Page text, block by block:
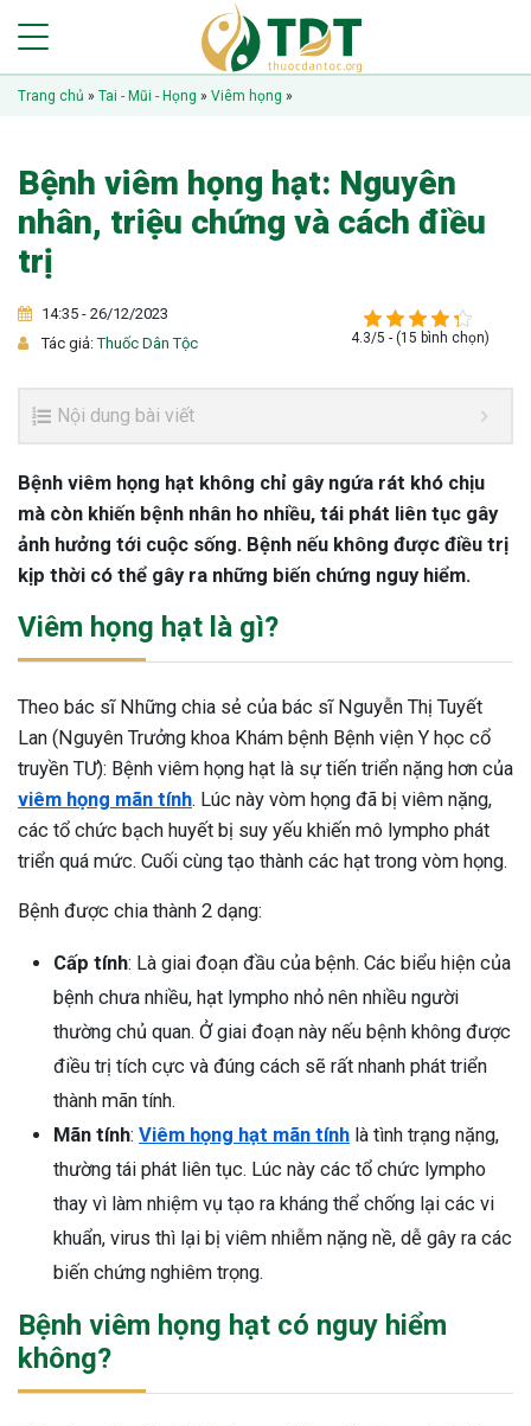
Trang chủ » Tai - Mũi - Họng » Viêm họng »
Bệnh viêm họng hạt: Nguyên
nhân, triệu chứng và cách điều
trị
14:35 - 26/12/2023
Tác giả:Thuốc Dân Tộc 4.3/5 - (15 bình chọn)
Nội dung bài viết
Bệnh viêm họng hạt không chỉ gây ngứa rát khó chịu
mà còn khiến bệnh nhân ho nhiều, tái phát liên tục gây
ảnh hưởng tới cuộc sống. Bệnh nếu không được điều trị
kịp thời có thể gây ra những biến chứng nguy hiểm.
Viêm họng hạt là gì?
Theo bác sĩ Những chia sẻ của bác sĩ Nguyễn Thị Tuyết
Lan (Nguyên Trưởng khoa Khám bệnh Bệnh viện Y học cổ
truyền TƯ): Bệnh viêm họng hạt là sự tiến triển nặng hơn của
viêm họng mãn tính. Lúc này vòm họng đã bị viêm nặng,
các tổ chức bạch huyết bị suy yếu khiến mô lympho phát
triển quá mức. Cuối cùng tạo thành các hạt trong vòm họng.
Bệnh được chia thành 2 dạng:
Cấp tính: Là giai đoạn đầu của bệnh. Các biểu hiện của
bệnh chưa nhiều, hạt lympho nhỏ nên nhiều người
thường chủ quan. Ở giai đoạn này nếu bệnh không được
điều trị tích cực và đúng cách sẽ rất nhanh phát triển
thành mãn tính.
Mãn tính: Viêm họng hạt mãn tính là tình trạng nặng,
thường tái phát liên tục. Lúc này các tổ chức lympho
thay vì làm nhiệm vụ tạo ra kháng thể chống lại các vi
khuẩn, virus thì lại bị viêm nhiễm nặng nề, dễ gây ra các
biến chứng nghiêm trọng.
Bệnh viêm họng hạt có nguy hiểm
không?